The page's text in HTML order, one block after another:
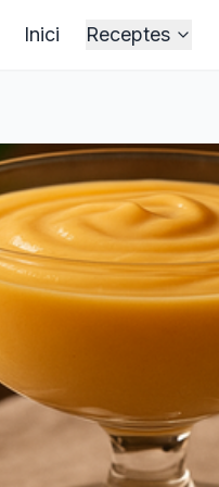
Inici Receptes